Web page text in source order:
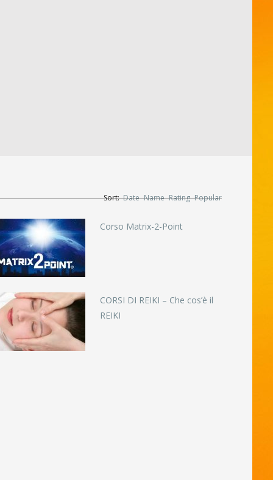
Sort:Date Name Rating Popular
Corso Matrix-2-Point
CORSI DI REIKI – Che cos’è il
REIKI